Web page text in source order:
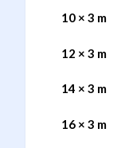
10 × 3 m
12 × 3 m
14 × 3 m
16 × 3 m